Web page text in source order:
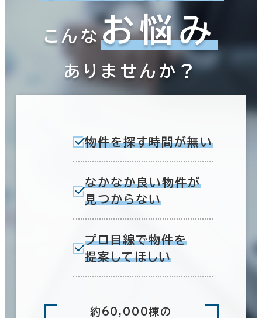
こんなお悩み
ありませんか？
物件を探す時間が無い
なかなか良い物件が
見つからない
プロ目線で物件を
提案してほしい
約60,000棟の